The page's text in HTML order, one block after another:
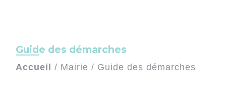
Guide des démarches
Accueil / Mairie / Guide des démarches